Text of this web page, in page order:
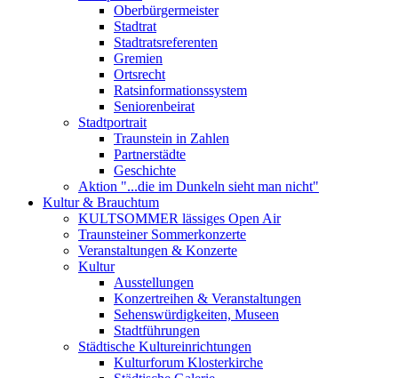
Oberbürgermeister
Stadtrat
Stadtratsreferenten
Gremien
Ortsrecht
Ratsinformationssystem
Seniorenbeirat
Stadtportrait
Traunstein in Zahlen
Partnerstädte
Geschichte
Aktion "...die im Dunkeln sieht man nicht"
Kultur & Brauchtum
KULTSOMMER lässiges Open Air
Traunsteiner Sommerkonzerte
Veranstaltungen & Konzerte
Kultur
Ausstellungen
Konzertreihen & Veranstaltungen
Sehenswürdigkeiten, Museen
Stadtführungen
Städtische Kultureinrichtungen
Kulturforum Klosterkirche